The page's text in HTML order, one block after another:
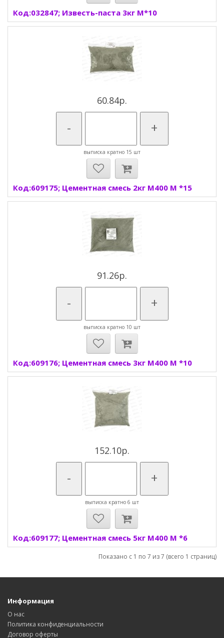
Код:032847; Известь-паста 3кг М*10
60.84р.
- +
выписка кратно 15 шт
Код:609175; Цементная смесь 2кг М400 М *15
91.26р.
- +
выписка кратно 10 шт
Код:609176; Цементная смесь 3кг М400 М *10
152.10р.
- +
выписка кратно 6 шт
Код:609177; Цементная смесь 5кг М400 М *6
Показано с 1 по 7 из 7 (всего 1 страниц)
Информация
О нас
Политика конфиденциальности
Договор оферты